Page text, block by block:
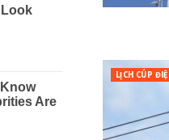
LỊCH CÚP